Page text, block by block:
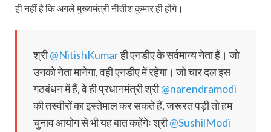
ही नहीं है कि अगले मुख्यमंत्री नीतीश कुमार ही होंगे।
श्री@NitishKumarही एनडीए के सर्वमान्य नेता हैं। जो
उनको नेता मानेगा, वही एनडीए में रहेगा। जो चार दल इस
गठबंधन में हैं, वे ही प्रधानमंत्री श्री@narendramodi
की तस्वीरों का इस्तेमाल कर सकते हैं, जरूरत पड़ी तो हम
चुनाव आयोग से भी यह बात कहेंगेः श्री@SushilModi